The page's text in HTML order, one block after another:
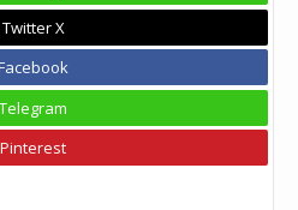
Twitter X
Telegram
Pinterest